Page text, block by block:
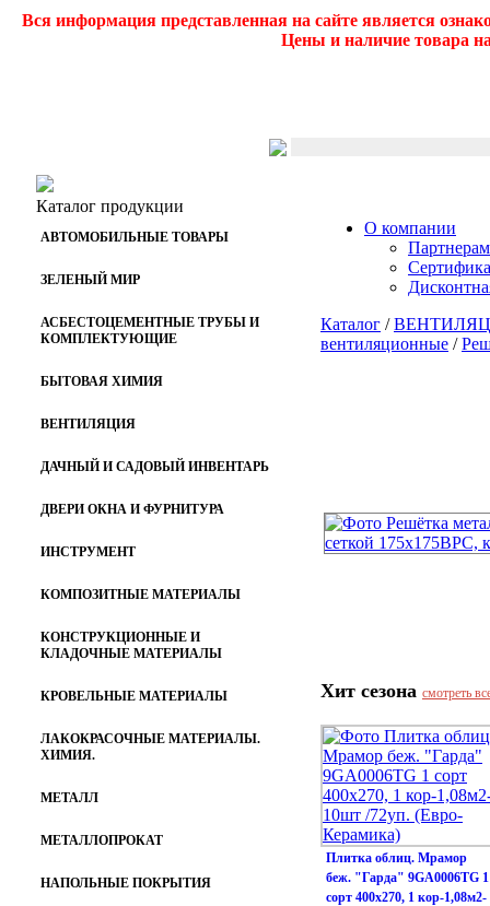
Вся информация представленная на сайте является
Цены и наличие товара
Каталог продукции
АВТОМОБИЛЬНЫЕ ТОВАРЫ
ЗЕЛЕНЫЙ МИР
АСБЕСТОЦЕМЕНТНЫЕ ТРУБЫ И
КОМПЛЕКТУЮЩИЕ
БЫТОВАЯ ХИМИЯ
ВЕНТИЛЯЦИЯ
ДАЧНЫЙ И САДОВЫЙ ИНВЕНТАРЬ
ДВЕРИ ОКНА И ФУРНИТУРА
ИНСТРУМЕНТ
КОМПОЗИТНЫЕ МАТЕРИАЛЫ
КОНСТРУКЦИОННЫЕ И
КЛАДОЧНЫЕ МАТЕРИАЛЫ
КРОВЕЛЬНЫЕ МАТЕРИАЛЫ
ЛАКОКРАСОЧНЫЕ МАТЕРИАЛЫ.
ХИМИЯ.
МЕТАЛЛ
МЕТАЛЛОПРОКАТ
НАПОЛЬНЫЕ ПОКРЫТИЯ
О компании
Партнерам
Каталог /
вентиляционные /
Хит сезона смотреть
Плитка облиц. Мрамор
беж. "Гарда" 9GA0006TG 1
сорт 400х270, 1 кор-1,08м2-